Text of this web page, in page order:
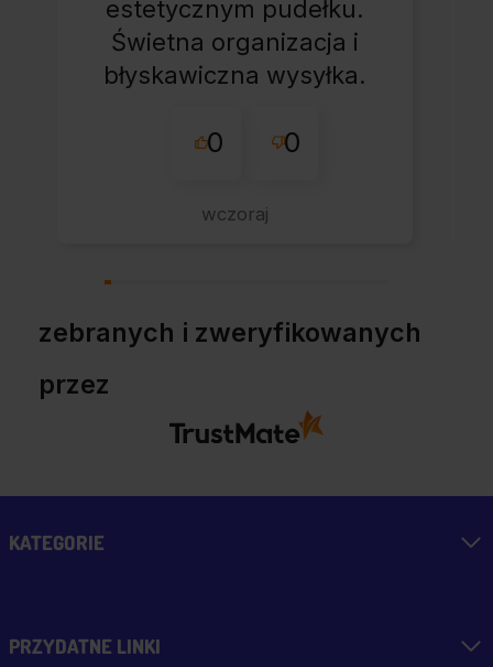
estetycznym pudełku.
Świetna organizacja i
błyskawiczna wysyłka.
sklepu nie pierwszy
wszystko perfekt.
0 0
wczoraj
zebranych i zweryfikowanych
przez
KATEGORIE
PRZYDATNE LINKI